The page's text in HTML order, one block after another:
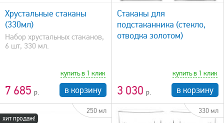
Хрустальные стаканы
(330мл)
Набор хрустальных стаканов,
6 шт, 330 мл.
7 685
купить в 1 клик
в корзину
Стаканы для
подстаканника (стекло,
отводка золотом)
3 030
купить в 1 клик
в корзину
хит продаж!
250 мл 330 мл